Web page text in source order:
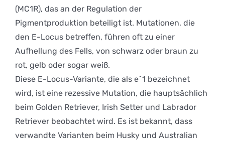
(MC1R), das an der Regulation der
Pigmentproduktion beteiligt ist. Mutationen, die
den E-Locus betreffen, führen oft zu einer
Aufhellung des Fells, von schwarz oder braun zu
rot, gelb oder sogar weiß.
Diese E-Locus-Variante, die als e^1 bezeichnet
wird, ist eine rezessive Mutation, die hauptsächlich
beim Golden Retriever, Irish Setter und Labrador
Retriever beobachtet wird. Es ist bekannt, dass
verwandte Varianten beim Husky und Australian